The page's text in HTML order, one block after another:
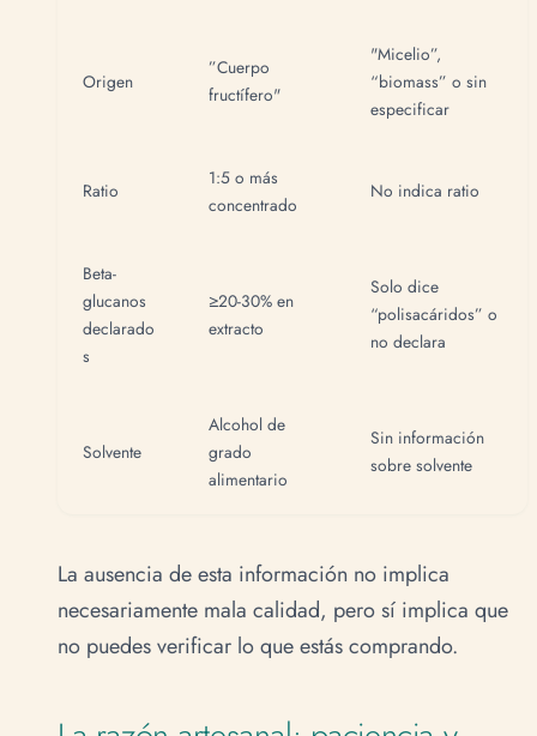
Origen
”Cuerpo
fructífero"
"Micelio”,
“biomass” o sin
especificar
Ratio
1:5 o más
concentrado
No indica ratio
Beta-
glucanos
declarado
s
≥20-30% en
extracto
Solo dice
“polisacáridos” o
no declara
Solvente
Alcohol de
grado
alimentario
Sin información
sobre solvente
La ausencia de esta información no implica
necesariamente mala calidad, pero sí implica que
no puedes verificar lo que estás comprando.